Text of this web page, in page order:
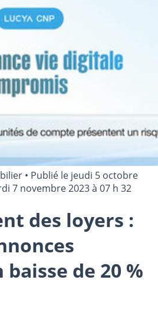
• Publié le jeudi 5 octobre
7 novembre 2023 à 07 h 32
des loyers :
de 20 %